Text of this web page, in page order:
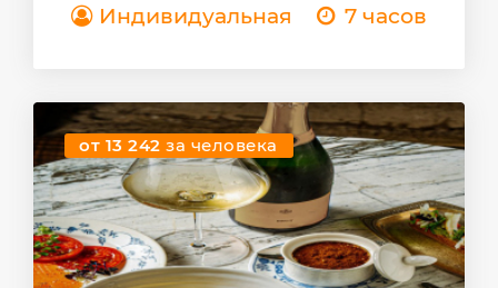
Индивидуальная 7 часов
от 13 242за человека